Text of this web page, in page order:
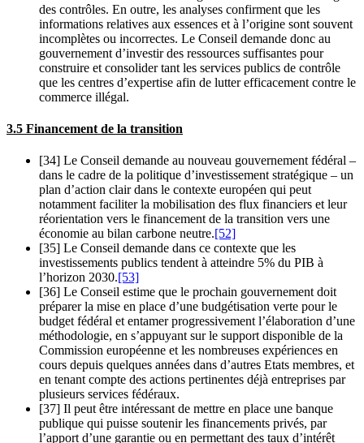
des contrôles. En outre, les analyses confirment que les
informations relatives aux essences et à l’origine sont souvent
incomplètes ou incorrectes. Le Conseil demande donc au
gouvernement d’investir des ressources suffisantes pour
construire et consolider tant les services publics de contrôle
que les centres d’expertise afin de lutter efficacement contre le
commerce illégal.
3.5 Financement de la transition
[34] Le Conseil demande au nouveau gouvernement fédéral –
dans le cadre de la politique d’investissement stratégique – un
plan d’action clair dans le contexte européen qui peut
notamment faciliter la mobilisation des flux financiers et leur
réorientation vers le financement de la transition vers une
économie au bilan carbone neutre.[52]
[35] Le Conseil demande dans ce contexte que les
investissements publics tendent à atteindre 5% du PIB à
l’horizon 2030.[53]
[36] Le Conseil estime que le prochain gouvernement doit
préparer la mise en place d’une budgétisation verte pour le
budget fédéral et entamer progressivement l’élaboration d’une
méthodologie, en s’appuyant sur le support disponible de la
Commission européenne et les nombreuses expériences en
cours depuis quelques années dans d’autres Etats membres, et
en tenant compte des actions pertinentes déjà entreprises par
plusieurs services fédéraux.
[37] Il peut être intéressant de mettre en place une banque
publique qui puisse soutenir les financements privés, par
l’apport d’une garantie ou en permettant des taux d’intérêt